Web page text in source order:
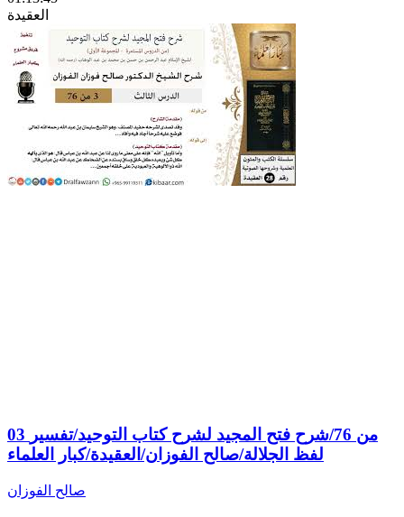
العقيدة
03 من 76/شرح فتح المجيد لشرح كتاب التوحيد/تفسير
لفظ الجلالة/صالح الفوزان/العقيدة/كبار العلماء
صالح الفوزان